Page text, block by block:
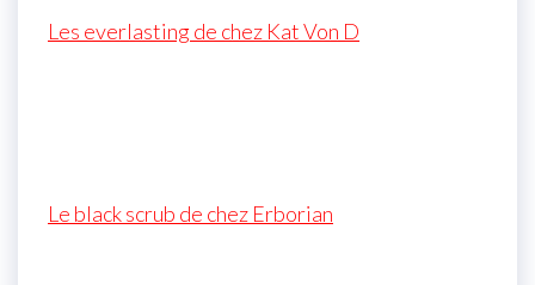
Les everlasting de chez Kat Von D
Le black scrub de chez Erborian